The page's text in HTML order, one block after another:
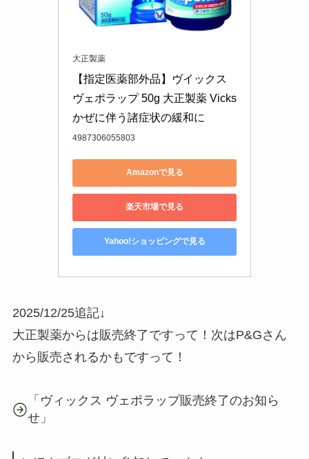
大正製薬
【指定医薬部外品】ヴイックス
ヴェポラップ 50g 大正製薬 Vicks
かぜに伴う諸症状の緩和に
4987306055803
Amazonで見る
楽天市場で見る
Yahoo!ショッピングで見る
2025/12/25追記↓
大正製薬からは販売終了ですって！次はP&Gさん
から販売されるかもですって！
「ヴィックス ヴェポラップ販売終了のお知ら
せ」